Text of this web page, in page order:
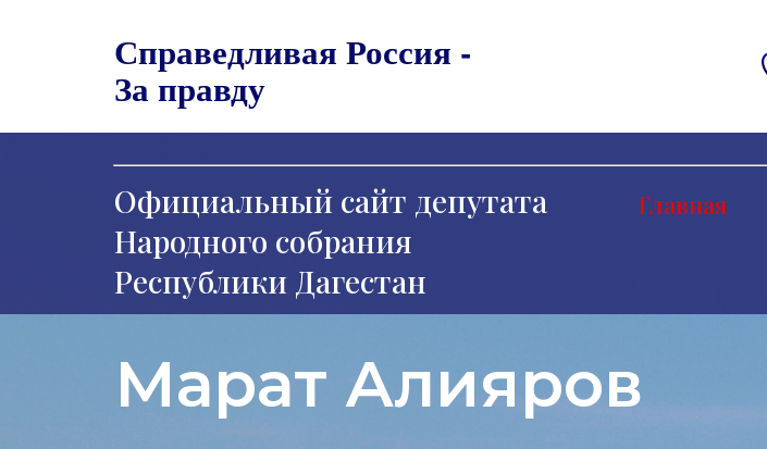
Справедливая Россия -
За правду
Официальный сайт депутата
Народного собрания
Республики Дагестан
Главная
Марат Алияров